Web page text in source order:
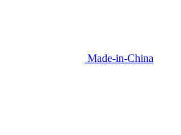
Made-in-China